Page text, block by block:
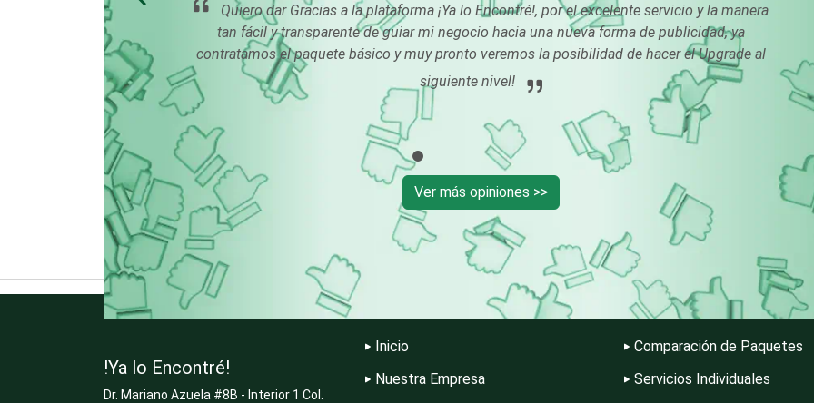
Carnicerías Carpinterías Centros
Centros de
Espectáculos
Centros de Nutrición Centros
Cerrajerías Cibercafés Clínicas de Belleza
Clínicas de
Rehabilitación
Clínicas y Hospitales Clubes Deportivos
Cocinas Integrales
Combustibles y
Lubricantes
Compresores de
Computadoras
Empresariales
Construcciones
General
Quiero dar Gracias a la plataforma ¡Ya lo Encontré!, por el excelente servicio y la manera
tan fácil y transparente de guiar mi negocio hacia una nueva forma de publicidad, ya
contratamos el paquete básico y muy pronto veremos la posibilidad de hacer el Upgrade al
siguiente nivel!
Ver más opiniones >>
!Ya lo Encontré!
Dr. Mariano Azuela #8B - Interior 1 Col.
Inicio
Nuestra Empresa
Comparación de Paquetes
Servicios Individuales